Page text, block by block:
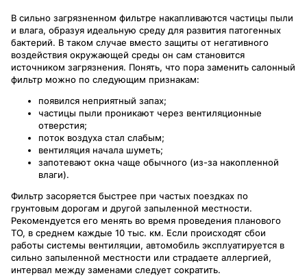
В сильно загрязненном фильтре накапливаются частицы пыли
и влага, образуя идеальную среду для развития патогенных
бактерий. В таком случае вместо защиты от негативного
воздействия окружающей среды он сам становится
источником загрязнения. Понять, что пора заменить салонный
фильтр можно по следующим признакам:
появился неприятный запах;
частицы пыли проникают через вентиляционные
отверстия;
поток воздуха стал слабым;
вентиляция начала шуметь;
запотевают окна чаще обычного (из-за накопленной
влаги).
Фильтр засоряется быстрее при частых поездках по
грунтовым дорогам и другой запыленной местности.
Рекомендуется его менять во время проведения планового
ТО, в среднем каждые 10 тыс. км. Если происходят сбои
работы системы вентиляции, автомобиль эксплуатируется в
сильно запыленной местности или страдаете аллергией,
интервал между заменами следует сократить.